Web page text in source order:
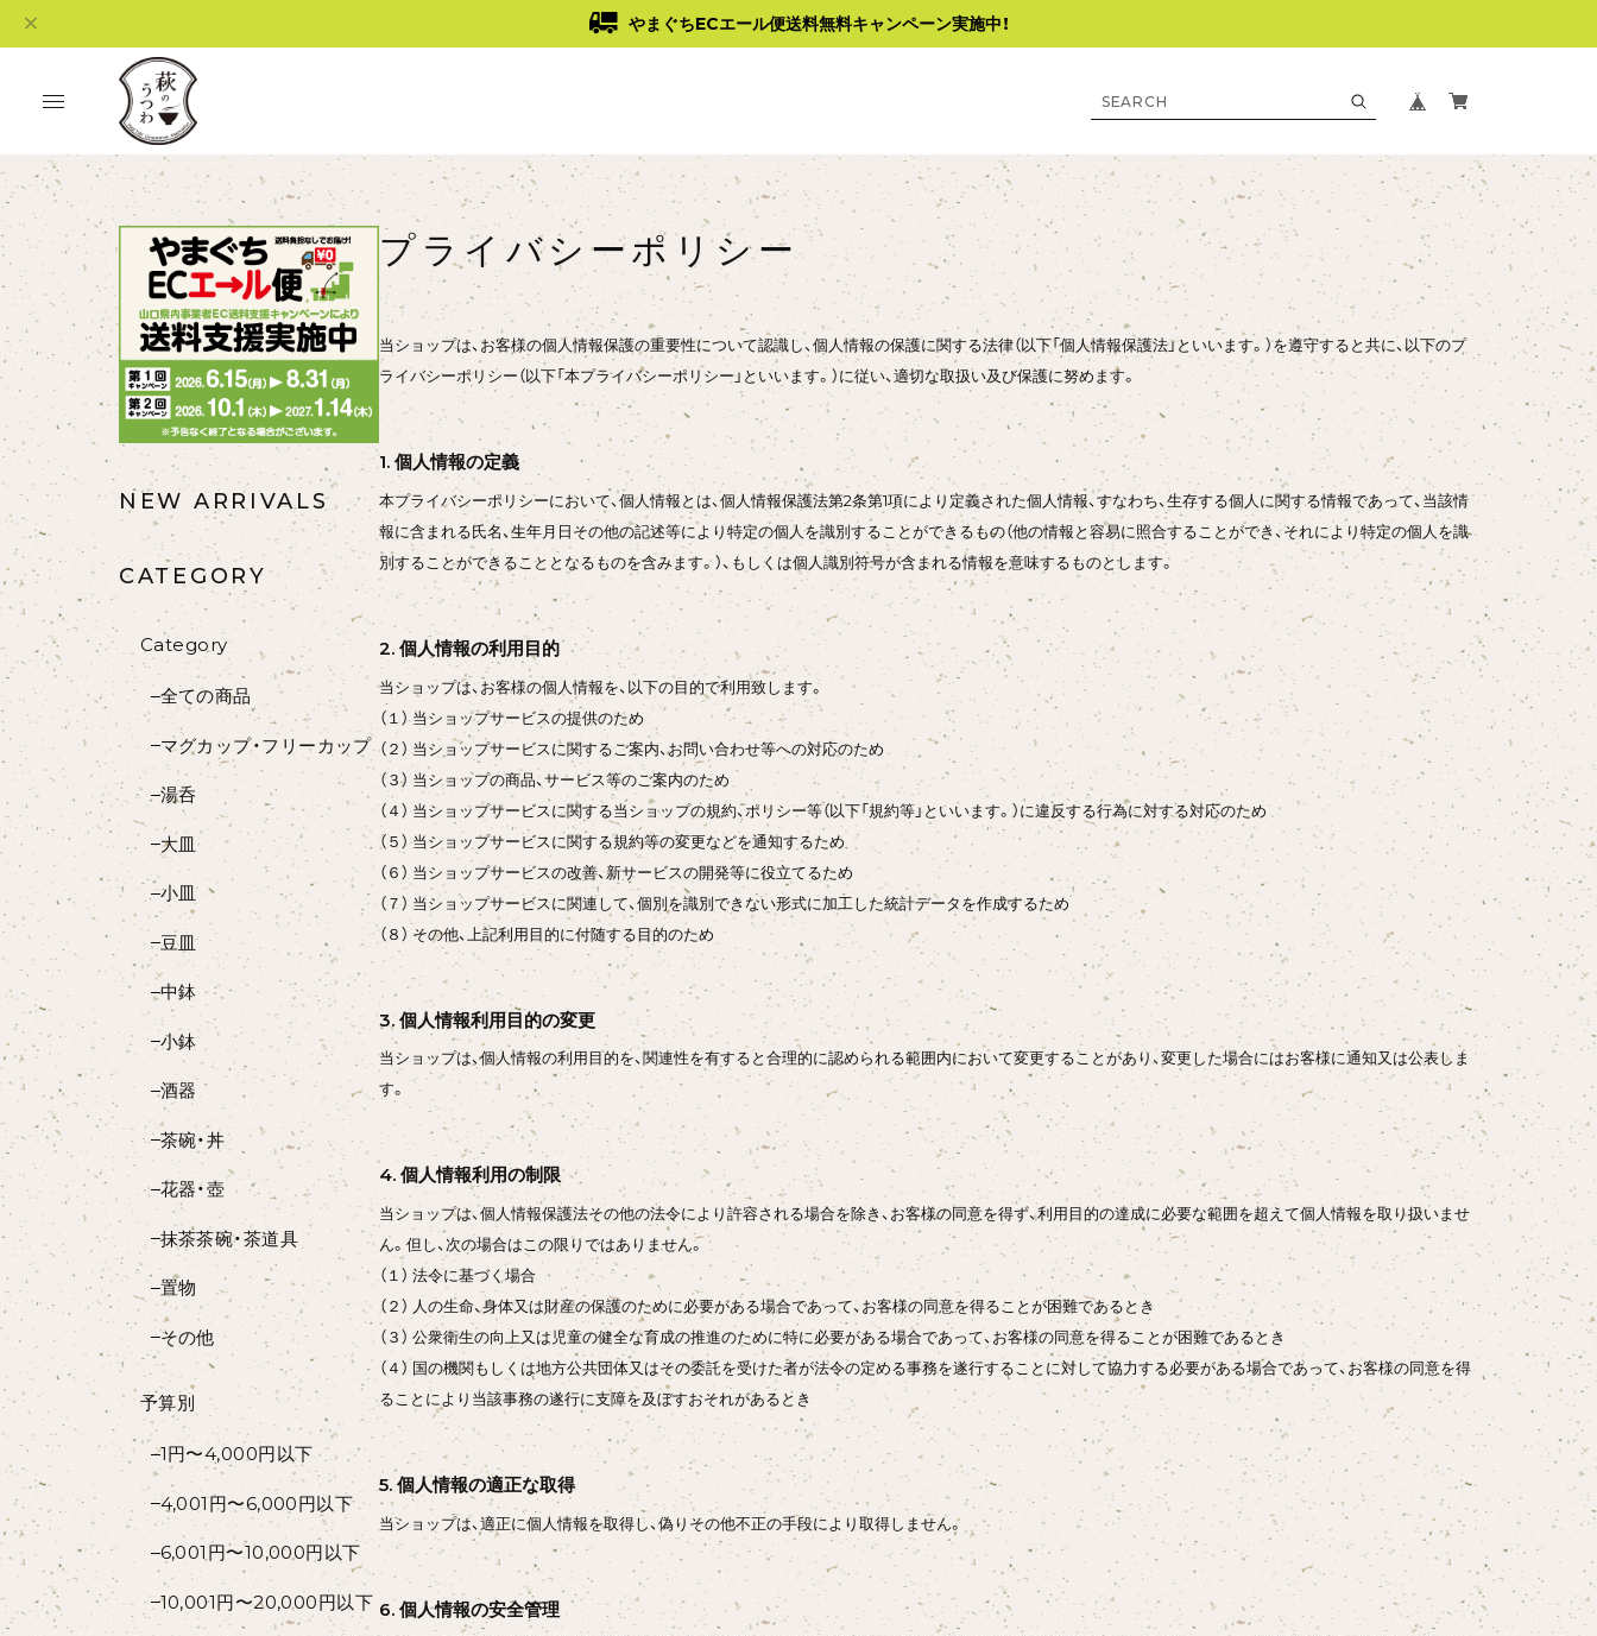
やまぐちECエール便送料無料キャンペーン実施中！
NEW ARRIVALS
CATEGORY
Category
全ての商品
マグカップ・フリーカップ
湯呑
大皿
小皿
豆皿
中鉢
小鉢
酒器
茶碗・丼
花器・壺
抹茶茶碗・茶道具
置物
その他
予算別
1円〜4,000円以下
4,001円〜6,000円以下
6,001円〜10,000円以下
10,001円〜20,000円以下
プライバシーポリシー
当ショップは、お客様の個人情報保護の重要性について認識し、個人情報の保護に関する法律（以下「個人情報保護法」といいます。）を遵守すると共に、以下のプ
ライバシーポリシー（以下「本プライバシーポリシー」といいます。）に従い、適切な取扱い及び保護に努めます。
1. 個人情報の定義
本プライバシーポリシーにおいて、個人情報とは、個人情報保護法第2条第1項により定義された個人情報、すなわち、生存する個人に関する情報であって、当該情
報に含まれる氏名、生年月日その他の記述等により特定の個人を識別することができるもの（他の情報と容易に照合することができ、それにより特定の個人を識
別することができることとなるものを含みます。）、もしくは個人識別符号が含まれる情報を意味するものとします。
2. 個人情報の利用目的
当ショップは、お客様の個人情報を、以下の目的で利用致します。
（１） 当ショップサービスの提供のため
（２） 当ショップサービスに関するご案内、お問い合わせ等への対応のため
（３） 当ショップの商品、サービス等のご案内のため
（４） 当ショップサービスに関する当ショップの規約、ポリシー等（以下「規約等」といいます。）に違反する行為に対する対応のため
（５） 当ショップサービスに関する規約等の変更などを通知するため
（６） 当ショップサービスの改善、新サービスの開発等に役立てるため
（７） 当ショップサービスに関連して、個別を識別できない形式に加工した統計データを作成するため
（８） その他、上記利用目的に付随する目的のため
3. 個人情報利用目的の変更
当ショップは、個人情報の利用目的を、関連性を有すると合理的に認められる範囲内において変更することがあり、変更した場合にはお客様に通知又は公表しま
す。
4. 個人情報利用の制限
当ショップは、個人情報保護法その他の法令により許容される場合を除き、お客様の同意を得ず、利用目的の達成に必要な範囲を超えて個人情報を取り扱いませ
ん。但し、次の場合はこの限りではありません。
（１） 法令に基づく場合
（２） 人の生命、身体又は財産の保護のために必要がある場合であって、お客様の同意を得ることが困難であるとき
（３） 公衆衛生の向上又は児童の健全な育成の推進のために特に必要がある場合であって、お客様の同意を得ることが困難であるとき
（４） 国の機関もしくは地方公共団体又はその委託を受けた者が法令の定める事務を遂行することに対して協力する必要がある場合であって、お客様の同意を得
ることにより当該事務の遂行に支障を及ぼすおそれがあるとき
5. 個人情報の適正な取得
当ショップは、適正に個人情報を取得し、偽りその他不正の手段により取得しません。
6. 個人情報の安全管理